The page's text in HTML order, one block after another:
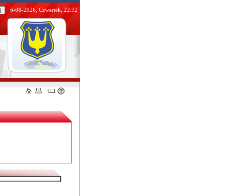
6-08-2026, Czwartek, 22:32
09:19:08
a
Agnieszka
Gałkowska
2009-05-
09:18:46
Agnieszka
Gałkowska
2009-05-
12
09:18:32
z
w
Agnieszka
Gałkowska
2009-05-
12
09:17:54
Agnieszka
Gałkowska
2009-05-
12
09:17:25
Gałkowska 12
09:17:02
Gałkowska
09:16:29
Agnieszka 2009-05-
z
12
09:15:30
Agnieszka 2009-05-
12